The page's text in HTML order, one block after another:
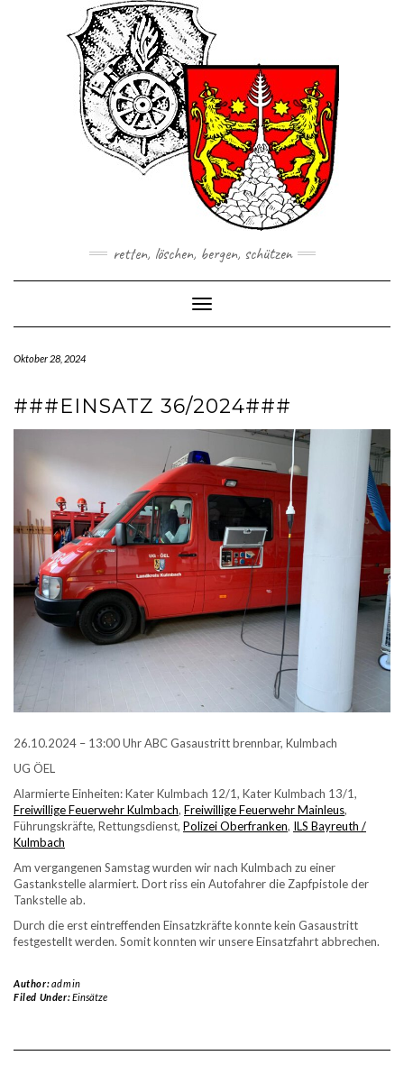
retten, löschen, bergen, schützen
Toggle Navigation
Oktober 28, 2024
###EINSATZ 36/2024###
26.10.2024 – 13:00 Uhr ABC Gasaustritt brennbar, Kulmbach
UG ÖEL
Alarmierte Einheiten: Kater Kulmbach 12/1, Kater Kulmbach 13/1,
Freiwillige Feuerwehr Kulmbach, Freiwillige Feuerwehr Mainleus,
Führungskräfte, Rettungsdienst, Polizei Oberfranken, ILS Bayreuth /
Kulmbach
Am vergangenen Samstag wurden wir nach Kulmbach zu einer
Gastankstelle alarmiert. Dort riss ein Autofahrer die Zapfpistole der
Tankstelle ab.
Durch die erst eintreffenden Einsatzkräfte konnte kein Gasaustritt
festgestellt werden. Somit konnten wir unsere Einsatzfahrt abbrechen.
Author:admin
Filed Under:Einsätze